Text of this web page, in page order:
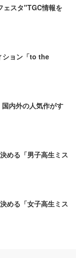
ェスタ"TGC情報を
ション「to the
内外の人気作がす
める「男子高生ミス
める「女子高生ミス